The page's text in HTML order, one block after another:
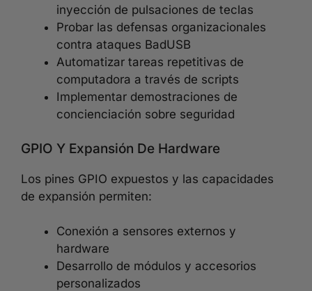
inyección de pulsaciones de teclas
Probar las defensas organizacionales
contra ataques BadUSB
Automatizar tareas repetitivas de
computadora a través de scripts
Implementar demostraciones de
concienciación sobre seguridad
GPIO Y Expansión De Hardware
Los pines GPIO expuestos y las capacidades
de expansión permiten:
Conexión a sensores externos y
hardware
Desarrollo de módulos y accesorios
personalizados